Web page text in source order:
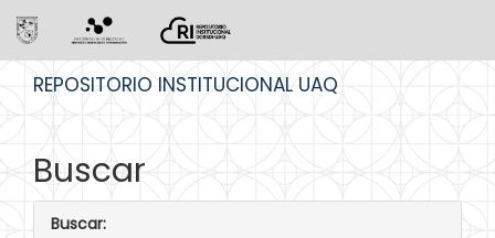
REPOSITORIO INSTITUCIONAL UAQ
Buscar
Buscar: